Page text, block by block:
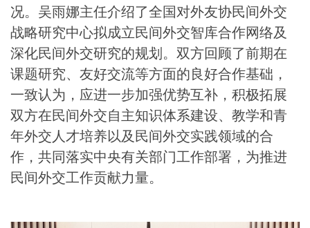
况。吴雨娜主任介绍了全国对外友协民间外交
战略研究中心拟成立民间外交智库合作网络及
深化民间外交研究的规划。双方回顾了前期在
课题研究、友好交流等方面的良好合作基础，
一致认为，应进一步加强优势互补，积极拓展
双方在民间外交自主知识体系建设、教学和青
年外交人才培养以及民间外交实践领域的合
作，共同落实中央有关部门工作部署，为推进
民间外交工作贡献力量。